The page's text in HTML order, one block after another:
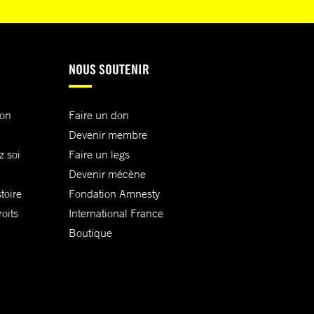
soi
NOUS SOUTENIR
Faire un don
Devenir membre
Faire un legs
Devenir mécène
Fondation Amnesty
International France
Boutique